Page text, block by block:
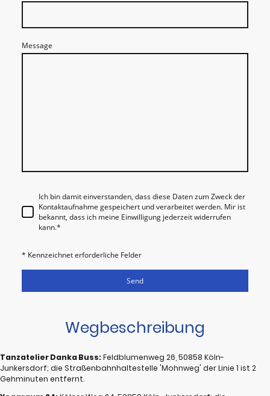
Message
Ich bin damit einverstanden, dass diese Daten zum Zweck der
Kontaktaufnahme gespeichert und verarbeitet werden. Mir ist
bekannt, dass ich meine Einwilligung jederzeit widerrufen
kann.*
* Kennzeichnet erforderliche Felder
Send
Wegbeschreibung
Tanzatelier Danka Buss:Feldblumenweg 26, 50858 Köln-
Junkersdorf; die Straßenbahnhaltestelle 'Mohnweg' der Linie 1 ist 2
Gehminuten entfernt.